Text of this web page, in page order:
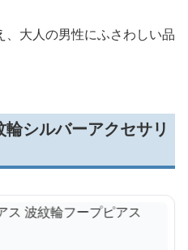
大人の男性にふさわしい品
シルバーアクセサリ